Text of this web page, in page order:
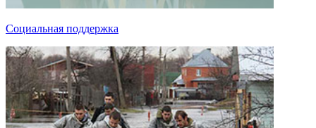
Социальная поддержка